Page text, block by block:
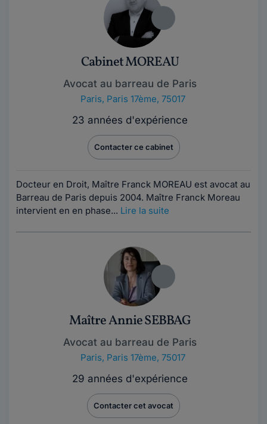
Cabinet MOREAU
Avocat au barreau de Paris
Paris, Paris 17ème, 75017
23 années d'expérience
Contacter ce cabinet
Docteur en Droit, Maître Franck MOREAU est avocat au
Barreau de Paris depuis 2004. Maître Franck Moreau
intervient en en phase... Lire la suite
Maître Annie SEBBAG
Avocat au barreau de Paris
Paris, Paris 17ème, 75017
29 années d'expérience
Contacter cet avocat